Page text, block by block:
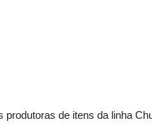
de itens da linha